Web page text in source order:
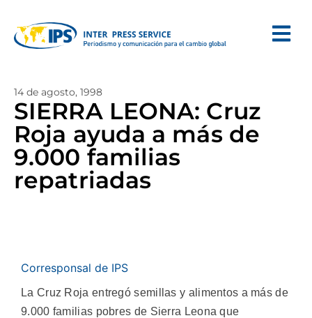
14 de agosto, 1998
SIERRA LEONA: Cruz
Roja ayuda a más de
9.000 familias
repatriadas
Corresponsal de IPS
La Cruz Roja entregó semillas y alimentos a más de
9.000 familias pobres de Sierra Leona que